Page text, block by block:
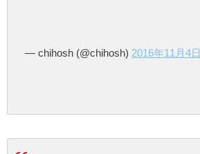
— chihosh (@chihosh) 2016年11月4日